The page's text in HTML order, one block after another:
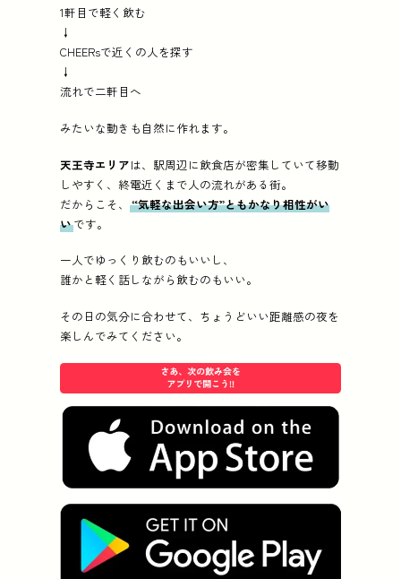
1軒目で軽く飲む
↓
CHEERsで近くの人を探す
↓
流れで二軒目へ
みたいな動きも自然に作れます。
天王寺エリアは、駅周辺に飲食店が密集していて移動
しやすく、終電近くまで人の流れがある街。
だからこそ、“気軽な出会い方”ともかなり相性がい
いです。
一人でゆっくり飲むのもいいし、
誰かと軽く話しながら飲むのもいい。
その日の気分に合わせて、ちょうどいい距離感の夜を
楽しんでみてください。